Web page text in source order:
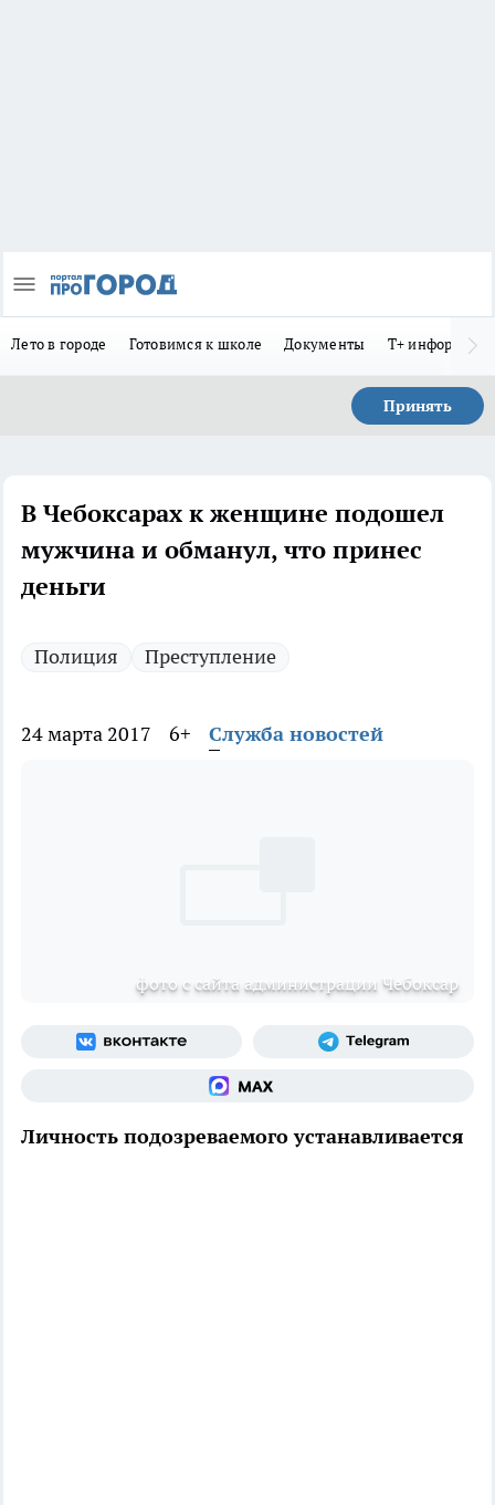
Лето в городе Готовимся к школе Документы Т+
Принять
В Чебоксарах к женщине подошел
мужчина и обманул, что принес
деньги
Полиция Преступление
24 марта 2017 6+ Служба новостей
фото с сайта администрации Чебоксар
Личность подозреваемого устанавливается